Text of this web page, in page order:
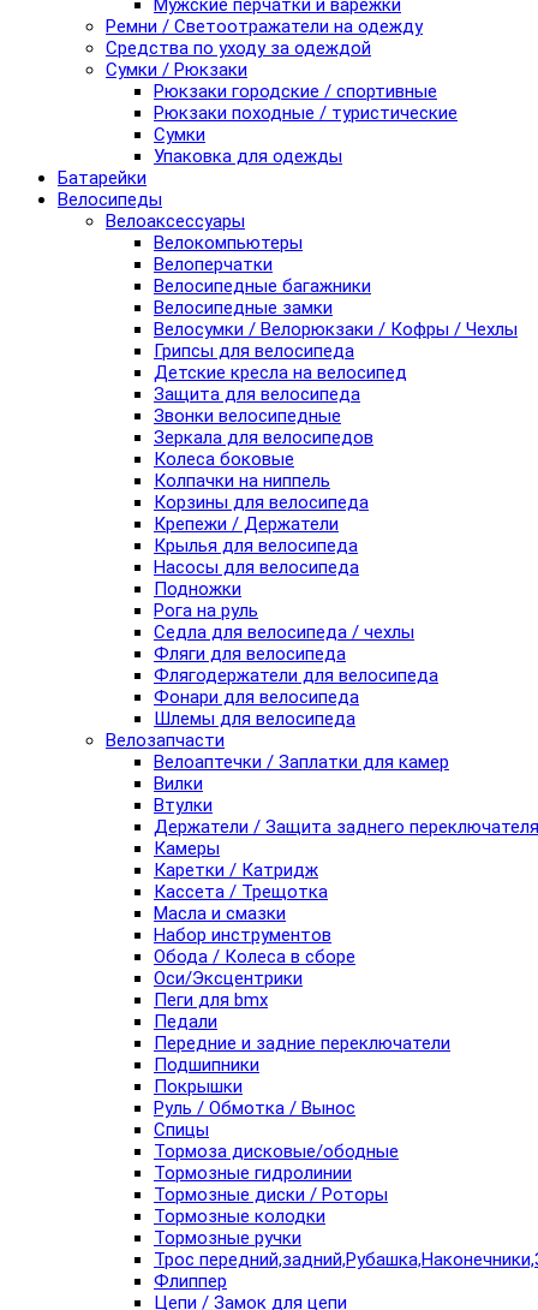
Мужские перчатки и варежки
Ремни / Светоотражатели на одежду
Средства по уходу за одеждой
Сумки / Рюкзаки
Рюкзаки городские / спортивные
Рюкзаки походные / туристические
Сумки
Упаковка для одежды
Батарейки
Велосипеды
Велоаксессуары
Велокомпьютеры
Велоперчатки
Велосипедные багажники
Велосипедные замки
Велосумки / Велорюкзаки / Кофры / Чехлы
Грипсы для велосипеда
Детские кресла на велосипед
Защита для велосипеда
Звонки велосипедные
Зеркала для велосипедов
Колеса боковые
Колпачки на ниппель
Корзины для велосипеда
Крепежи / Держатели
Крылья для велосипеда
Насосы для велосипеда
Подножки
Рога на руль
Седла для велосипеда / чехлы
Фляги для велосипеда
Флягодержатели для велосипеда
Фонари для велосипеда
Шлемы для велосипеда
Велозапчасти
Велоаптечки / Заплатки для камер
Вилки
Втулки
Держатели / Защита заднего переключателя
Камеры
Каретки / Катридж
Кассета / Трещотка
Масла и смазки
Набор инструментов
Обода / Колеса в сборе
Оси/Эксцентрики
Пеги для bmx
Педали
Передние и задние переключатели
Подшипники
Покрышки
Руль / Обмотка / Вынос
Спицы
Тормоза дисковые/ободные
Тормозные гидролинии
Тормозные диски / Роторы
Тормозные колодки
Тормозные ручки
Трос
Флиппер
Цепи / Замок для цепи